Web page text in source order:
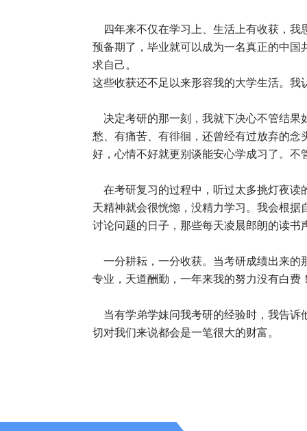
四年来不仅在学习上、生活上有收获，我
预备期了，毕业就可以成为一名真正的中
求自己。
这些收获还不足以来形容我的大学生活。
决定考研的那一刻，我就下决心不管结果
愁、有痛苦、有徘徊，还曾经有过放弃的
好，心情不好就更别谈能安心学成习了。不
在考研复习的过程中，听过太多挑灯夜读
天精神就会很恍惚，没精力学习。我会根
讨论问题的日子，那些每天凌晨郎朗的读
一分耕耘，一分收获。当考研成绩出来的
专业，天道酬勤，一年来我的努力没有白费
当有学弟学妹问我考研的经验时，我告诉
切对我们来说都会是一笔很大的财富。